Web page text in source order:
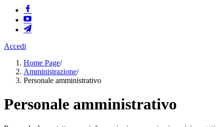
Accedi
Home Page/
Amministrazione/
Personale amministrativo
Personale amministrativo